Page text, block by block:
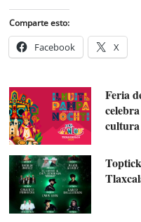
Comparte esto:
Facebook X
Feria